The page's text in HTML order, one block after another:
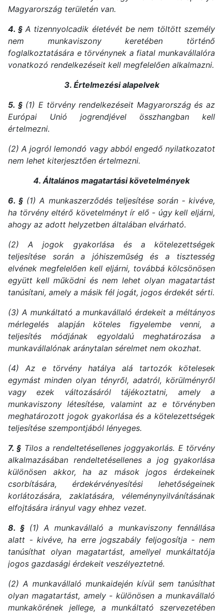
Magyarország területén van.
4. § A tizennyolcadik életévét be nem töltött személy
nem munkaviszony keretében történő
foglalkoztatására e törvénynek a fiatal munkavállalóra
vonatkozó rendelkezéseit kell megfelelően alkalmazni.
3. Értelmezési alapelvek
5. §(1) E törvény rendelkezéseit Magyarország és az
Európai Unió jogrendjével összhangban kell
értelmezni.
(2) A jogról lemondó vagy abból engedő nyilatkozatot
nem lehet kiterjesztően értelmezni.
4. Általános magatartási követelmények
6. § (1) A munkaszerződés teljesítése során - kivéve,
ha törvény eltérő követelményt ír elő - úgy kell eljárni,
ahogy az adott helyzetben általában elvárható.
(2) A jogok gyakorlása és a kötelezettségek
teljesítése során a jóhiszeműség és a tisztesség
elvének megfelelően kell eljárni, továbbá kölcsönösen
együtt kell működni és nem lehet olyan magatartást
tanúsítani, amely a másik fél jogát, jogos érdekét sérti.
(3) A munkáltató a munkavállaló érdekeit a méltányos
mérlegelés alapján köteles figyelembe venni, a
teljesítés módjának egyoldalú meghatározása a
munkavállalónak aránytalan sérelmet nem okozhat.
(4) Az e törvény hatálya alá tartozók kötelesek
egymást minden olyan tényről, adatról, körülményről
vagy ezek változásáról tájékoztatni, amely a
munkaviszony létesítése, valamint az e törvényben
meghatározott jogok gyakorlása és a kötelezettségek
teljesítése szempontjából lényeges.
7. § Tilos a rendeltetésellenes joggyakorlás. E törvény
alkalmazásában rendeltetésellenes a jog gyakorlása
különösen akkor, ha az mások jogos érdekeinek
csorbítására, érdekérvényesítési lehetőségeinek
korlátozására, zaklatására, véleménynyilvánításának
elfojtására irányul vagy ehhez vezet.
8. § (1) A munkavállaló a munkaviszony fennállása
alatt - kivéve, ha erre jogszabály feljogosítja - nem
tanúsíthat olyan magatartást, amellyel munkáltatója
jogos gazdasági érdekeit veszélyeztetné.
(2) A munkavállaló munkaidején kívül sem tanúsíthat
olyan magatartást, amely - különösen a munkavállaló
munkakörének jellege, a munkáltató szervezetében